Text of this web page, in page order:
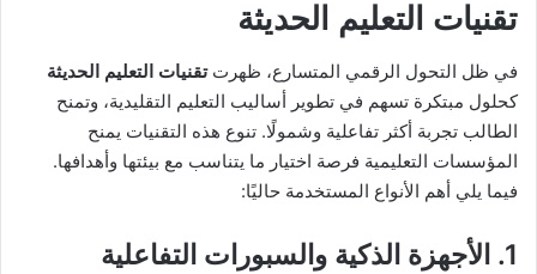
تقنيات التعليم الحديثة
في ظل التحول الرقمي المتسارع، ظهرتتقنيات التعليم الحديثة
كحلول مبتكرة تسهم في تطوير أساليب التعليم التقليدية، وتمنح
الطالب تجربة أكثر تفاعلية وشمولًا. تنوع هذه التقنيات يمنح
المؤسسات التعليمية فرصة اختيار ما يتناسب مع بيئتها وأهدافها.
فيما يلي أهم الأنواع المستخدمة حاليًا:
1. الأجهزة الذكية والسبورات التفاعلية